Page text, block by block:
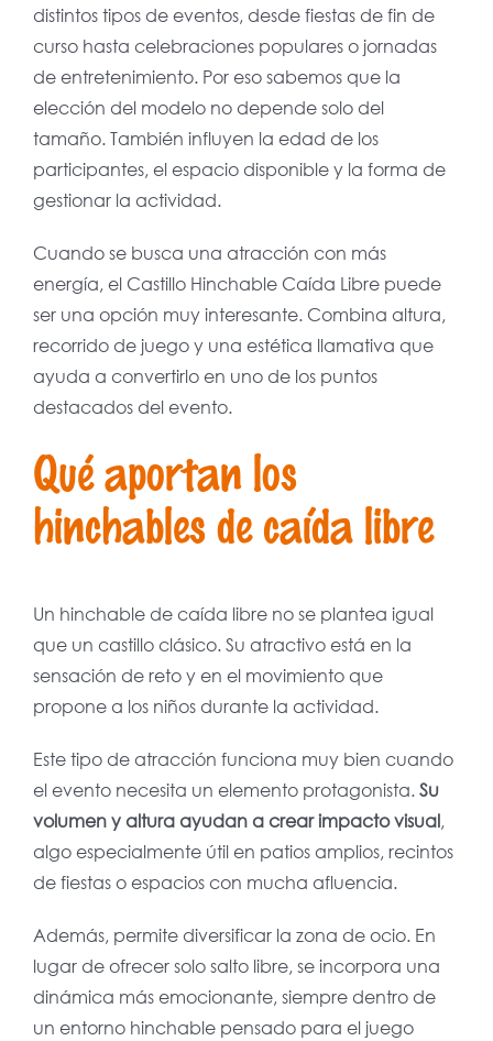
distintos tipos de eventos, desde fiestas de fin de
curso hasta celebraciones populares o jornadas
de entretenimiento. Por eso sabemos que la
elección del modelo no depende solo del
tamaño. También influyen la edad de los
participantes, el espacio disponible y la forma de
gestionar la actividad.
Cuando se busca una atracción con más
energía, el Castillo Hinchable Caída Libre puede
ser una opción muy interesante. Combina altura,
recorrido de juego y una estética llamativa que
ayuda a convertirlo en uno de los puntos
destacados del evento.
Qué aportan los
hinchables de caída libre
Un hinchable de caída libre no se plantea igual
que un castillo clásico. Su atractivo está en la
sensación de reto y en el movimiento que
propone a los niños durante la actividad.
Este tipo de atracción funciona muy bien cuando
el evento necesita un elemento protagonista.Su
volumen y altura ayudan a crear impacto visual,
algo especialmente útil en patios amplios, recintos
de fiestas o espacios con mucha afluencia.
Además, permite diversificar la zona de ocio. En
lugar de ofrecer solo salto libre, se incorpora una
dinámica más emocionante, siempre dentro de
un entorno hinchable pensado para el juego